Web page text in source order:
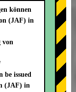
können
(JAF) in
von
be issued
(JAF) in